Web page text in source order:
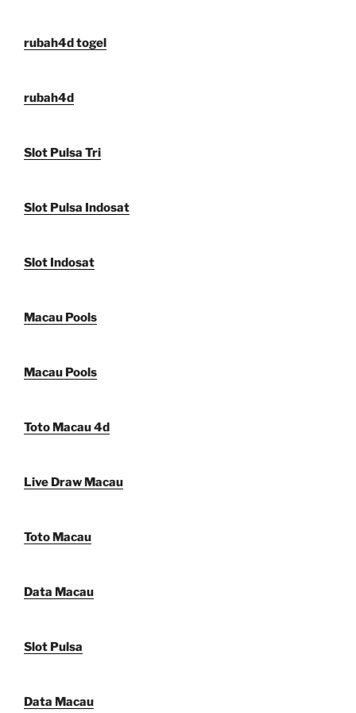
rubah4d togel
rubah4d
Slot Pulsa Tri
Slot Pulsa Indosat
Slot Indosat
Macau Pools
Macau Pools
Toto Macau 4d
Live Draw Macau
Toto Macau
Data Macau
Slot Pulsa
Data Macau